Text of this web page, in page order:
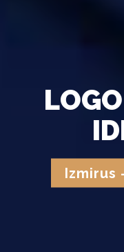
Izmirus